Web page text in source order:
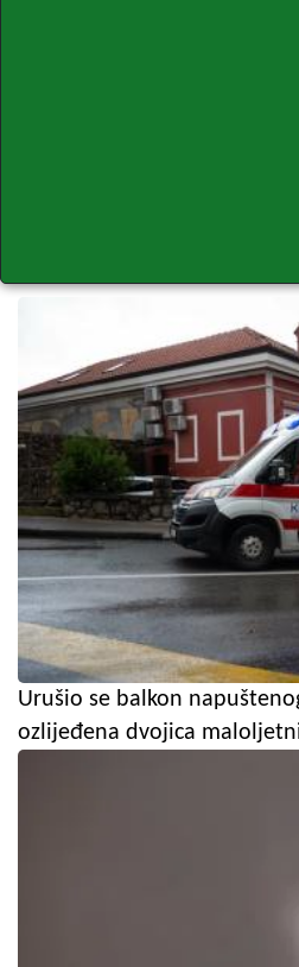
Urušio se balkon
ozlijeđena dvojica